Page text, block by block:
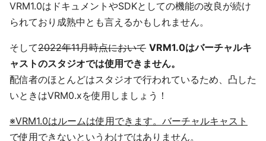
VRM1.0はドキュメントやSDKとしての機能の改良が続け
られており成熟中とも言えるかもしれません。
そして2022年11月時点において VRM1.0はバーチャルキ
ャストのスタジオでは使用できません。
配信者のほとんどはスタジオで行われているため、凸した
いときはVRM0.xを使用しましょう！
※VRM1.0はルームは使用できます。バーチャルキャスト
で使用できないというわけではありません。